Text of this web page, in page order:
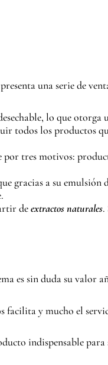
presenta una serie de
lo que otorga
todos los productos
tres motivos:
gracias a su
deextractos naturales.
es sin duda su valor
facilita y mucho el
indispensable para